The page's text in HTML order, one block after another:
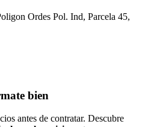
Ordes Pol. Ind, Parcela 45,
bien
antes de contratar. Descubre